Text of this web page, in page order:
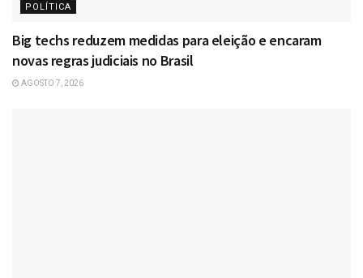
POLÍTICA
Big techs reduzem medidas para eleição e encaram
novas regras judiciais no Brasil
AGOSTO 7, 2026